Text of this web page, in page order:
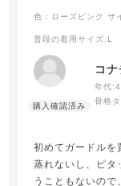
色：ローズピンク サ
普段の着用サイズ:L
コ
年代:
骨格
初めてガードルを
蒸れないし、ピタ
うこともないの